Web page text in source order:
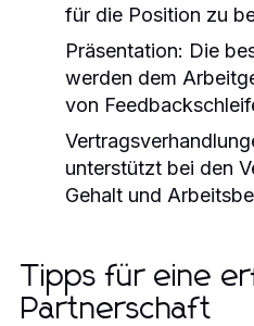
für die Position zu
Präsentation: Die
werden dem
von
unterstützt bei den
Gehalt und
Tipps für eine
Partnerschaft